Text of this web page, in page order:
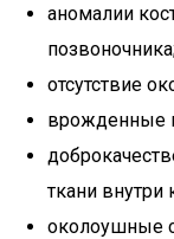
аномалии
отсутствие
врожденные
ткани внутри
околоушные